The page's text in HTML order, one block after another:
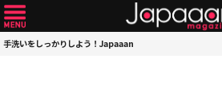
手洗いをしっかりしよう！Japaaan